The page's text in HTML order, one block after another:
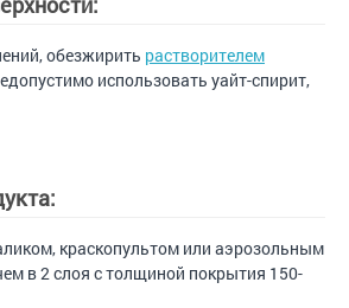
обезжирить растворителем
использовать уайт-спирит,
краскопультом или аэрозольным
в 2 слоя с толщиной покрытия 150-